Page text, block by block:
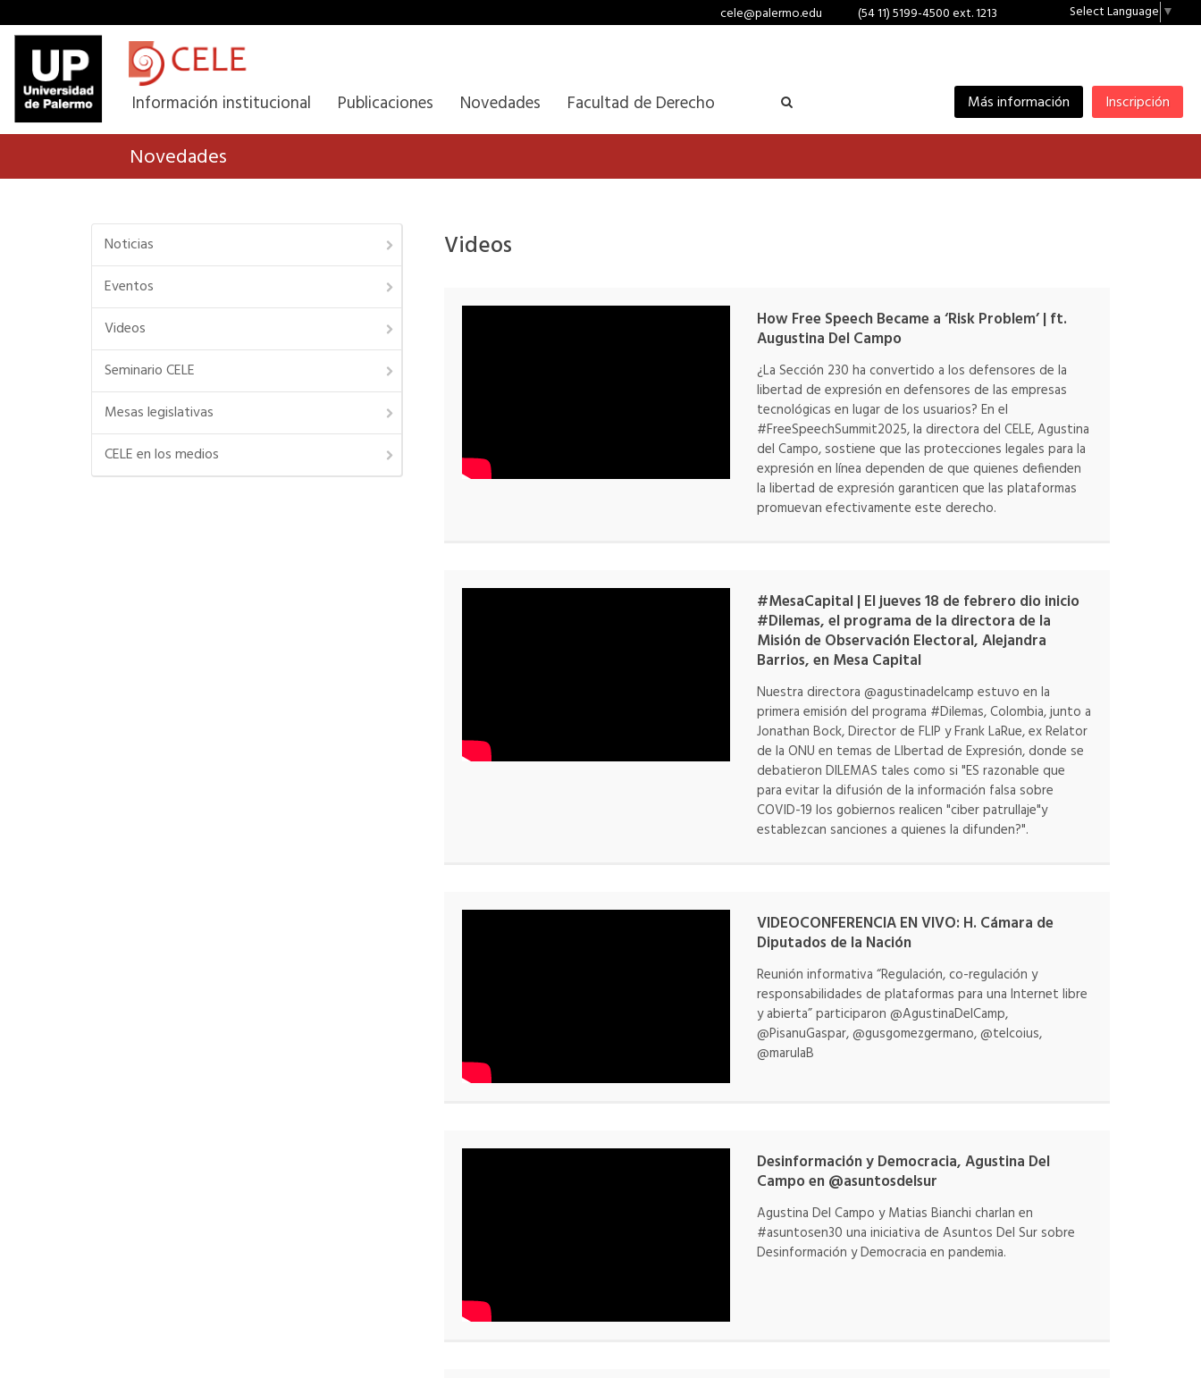
cele@palermo.edu (54 11) 5199-4500 ext. 1213 Select Language ▼
Inscripción
Más información
Información institucional Publicaciones Novedades Facultad de Derecho
Novedades
Videos
How Free Speech Became a ‘Risk Problem’ | ft.
Augustina Del Campo
¿La Sección 230 ha convertido a los defensores de la
libertad de expresión en defensores de las empresas
tecnológicas en lugar de los usuarios? En el
#FreeSpeechSummit2025, la directora del CELE, Agustina
del Campo, sostiene que las protecciones legales para la
expresión en línea dependen de que quienes defienden
la libertad de expresión garanticen que las plataformas
promuevan efectivamente este derecho.
#MesaCapital | El jueves 18 de febrero dio inicio
#Dilemas, el programa de la directora de la
Misión de Observación Electoral, Alejandra
Barrios, en Mesa Capital
Nuestra directora @agustinadelcamp estuvo en la
primera emisión del programa #Dilemas, Colombia, junto a
Jonathan Bock, Director de FLIP y Frank LaRue, ex Relator
de la ONU en temas de LIbertad de Expresión, donde se
debatieron DILEMAS tales como si "ES razonable que
para evitar la difusión de la información falsa sobre
COVID-19 los gobiernos realicen "ciber patrullaje"y
establezcan sanciones a quienes la difunden?".
VIDEOCONFERENCIA EN VIVO: H. Cámara de
Diputados de la Nación
Reunión informativa “Regulación, co-regulación y
responsabilidades de plataformas para una Internet libre
y abierta” participaron @AgustinaDelCamp,
@PisanuGaspar, @gusgomezgermano, @telcoius,
@marulaB
Desinformación y Democracia, Agustina Del
Campo en @asuntosdelsur
Agustina Del Campo y Matias Bianchi charlan en
#asuntosen30 una iniciativa de Asuntos Del Sur sobre
Desinformación y Democracia en pandemia.
Noticias
Eventos
Videos
Seminario CELE
Mesas legislativas
CELE en los medios